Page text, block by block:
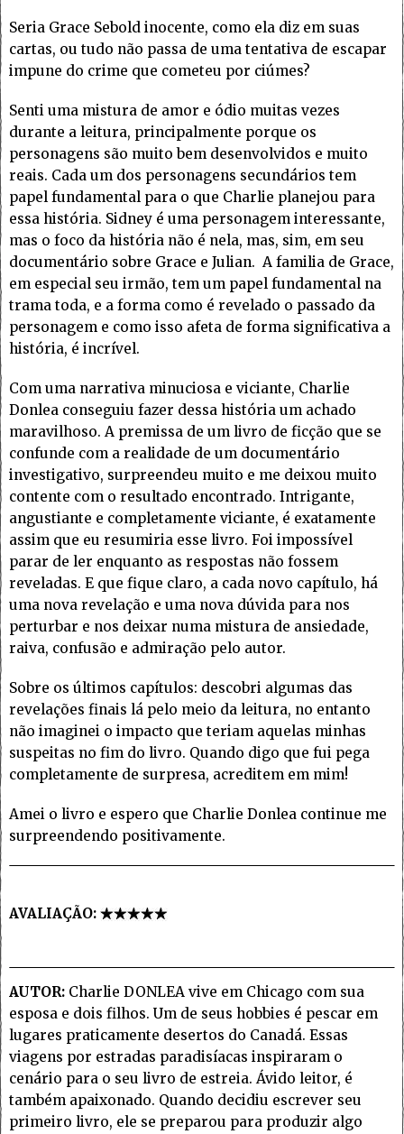
Seria Grace Sebold inocente, como ela diz em suas
cartas, ou tudo não passa de uma tentativa de escapar
impune do crime que cometeu por ciúmes?
Senti uma mistura de amor e ódio muitas vezes
durante a leitura, principalmente porque os
personagens são muito bem desenvolvidos e muito
reais. Cada um dos personagens secundários tem
papel fundamental para o que Charlie planejou para
essa história. Sidney é uma personagem interessante,
mas o foco da história não é nela, mas, sim, em seu
documentário sobre Grace e Julian. A familia de Grace,
em especial seu irmão, tem um papel fundamental na
trama toda, e a forma como é revelado o passado da
personagem e como isso afeta de forma significativa a
história, é incrível.
Com uma narrativa minuciosa e viciante, Charlie
Donlea conseguiu fazer dessa história um achado
maravilhoso. A premissa de um livro de ficção que se
confunde com a realidade de um documentário
investigativo, surpreendeu muito e me deixou muito
contente com o resultado encontrado. Intrigante,
angustiante e completamente viciante, é exatamente
assim que eu resumiria esse livro. Foi impossível
parar de ler enquanto as respostas não fossem
reveladas. E que fique claro, a cada novo capítulo, há
uma nova revelação e uma nova dúvida para nos
perturbar e nos deixar numa mistura de ansiedade,
raiva, confusão e admiração pelo autor.
Sobre os últimos capítulos: descobri algumas das
revelações finais lá pelo meio da leitura, no entanto
não imaginei o impacto que teriam aquelas minhas
suspeitas no fim do livro. Quando digo que fui pega
completamente de surpresa, acreditem em mim!
Amei o livro e espero que Charlie Donlea continue me
surpreendendo positivamente.
AVALIAÇÃO:
AUTOR: Charlie DONLEA vive em Chicago com sua
esposa e dois filhos. Um de seus hobbies é pescar em
lugares praticamente desertos do Canadá. Essas
viagens por estradas paradisíacas inspiraram o
cenário para o seu livro de estreia. Ávido leitor, é
também apaixonado. Quando decidiu escrever seu
primeiro livro, ele se preparou para produzir algo